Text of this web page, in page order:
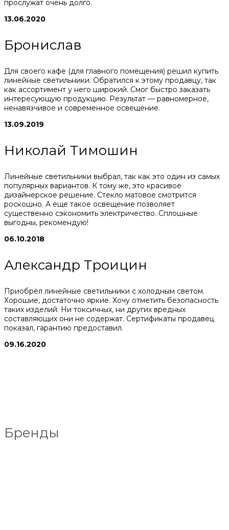
прослужат очень долго.
13.06.2020
Бронислав
Для своего кафе (для главного помещения) решил купить
линейные светильники. Обратился к этому продавцу, так
как ассортимент у него широкий. Смог быстро заказать
интересующую продукцию. Результат — равномерное,
ненавязчивое и современное освещение.
13.09.2019
Николай Тимошин
Линейные светильники выбрал, так как это один из самых
популярных вариантов. К тому же, это красивое
дизайнерское решение. Стекло матовое смотрится
роскошно. А еще такое освещение позволяет
существенно сэкономить электричество. Сплошные
выгодны, рекомендую!
06.10.2018
Александр Троицин
Приобрёл линейные светильники с холодным светом.
Хорошие, достаточно яркие. Хочу отметить безопасность
таких изделий. Ни токсичных, ни других вредных
составляющих они не содержат. Сертификаты продавец
показал, гарантию предоставил.
09.16.2020
Бренды